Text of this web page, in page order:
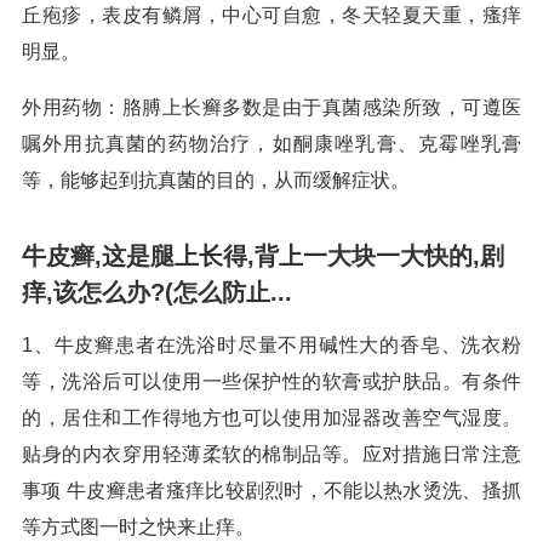
丘疱疹，表皮有鳞屑，中心可自愈，冬天轻夏天重，瘙痒
明显。
外用药物：胳膊上长癣多数是由于真菌感染所致，可遵医
嘱外用抗真菌的药物治疗，如酮康唑乳膏、克霉唑乳膏
等，能够起到抗真菌的目的，从而缓解症状。
牛皮癣,这是腿上长得,背上一大块一大快的,剧
痒,该怎么办?(怎么防止...
1、牛皮癣患者在洗浴时尽量不用碱性大的香皂、洗衣粉
等，洗浴后可以使用一些保护性的软膏或护肤品。有条件
的，居住和工作得地方也可以使用加湿器改善空气湿度。
贴身的内衣穿用轻薄柔软的棉制品等。应对措施日常注意
事项 牛皮癣患者瘙痒比较剧烈时，不能以热水烫洗、搔抓
等方式图一时之快来止痒。